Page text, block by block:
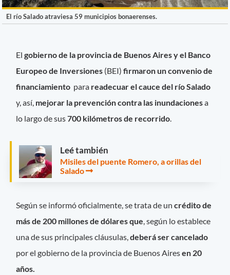
El río Salado atraviesa 59 municipios bonaerenses.
Elgobierno de la provincia de Buenos Aires y el Banco
Europeo de Inversiones (BEI)firmaron un convenio de
financiamiento para readecuar el cauce del río Salado
y, así, mejorar la prevención contra las inundacionesa
lo largo de sus700 kilómetros de recorrido
Leé también
Misiles del puente Romero, a orillas del
Salado
Según se informó oficialmente, se trata de uncrédito de
más de 200 millones de dólares que, según lo establece
una de sus principales cláusulas,deberá ser cancelado
por el gobierno de la provincia de Buenos Airesen 20
años.